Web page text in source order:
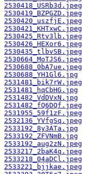
2530418_USRb3d.jpeg
2530419_BZPGZD.jpeg
2530420_uszfjE.jpeg
2530421_KHTxwC.jpeg
2530425_Rtv3lb.jpeg
2530426_HEXor6.jpeg
2530435_tlbvSB.jpeg
2530664_MoTJS6.jpeg
2530688_0bA7ue.jpeg
2530688_YH1Gl6.jpg
2531481_bik7rW.jpeg
2531481_hqCbHG.jpg
2531482_VdDVxN.jpg
2531482_fQ6DQf.jpeg
2531955_59f1zF.jpeg
2532136_YVfgSq.jpeg
2533192_8y3ATa.jpg
2533192_ZFVNmB.jpg
2533192_aug2zN.jpeg
2533217_2baK4q.jpeg
2533218_04aDCl.jpeg
2533221_bjjkae.jpeg